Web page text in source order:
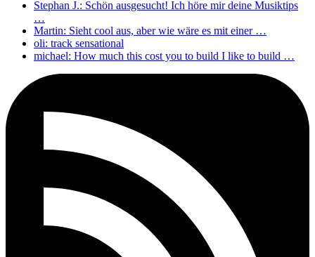
Stephan J.: Schön ausgesucht! Ich höre mir deine Musiktips
…
Martin: Sieht cool aus, aber wie wäre es mit einer …
oli: track sensational
michael: How much this cost you to build I like to build …